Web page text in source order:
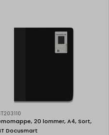
20 lommer, A4, Sort,
Docusmart